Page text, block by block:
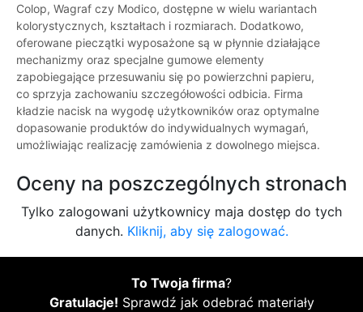
Colop, Wagraf czy Modico, dostępne w wielu wariantach
kolorystycznych, kształtach i rozmiarach. Dodatkowo,
oferowane pieczątki wyposażone są w płynnie działające
mechanizmy oraz specjalne gumowe elementy
zapobiegające przesuwaniu się po powierzchni papieru,
co sprzyja zachowaniu szczegółowości odbicia. Firma
kładzie nacisk na wygodę użytkowników oraz optymalne
dopasowanie produktów do indywidualnych wymagań,
umożliwiając realizację zamówienia z dowolnego miejsca.
Oceny na poszczególnych stronach
Tylko zalogowani użytkownicy maja dostęp do tych
danych. Kliknij, aby się zalogować.
To Twoja firma?
Gratulacje! Sprawdź jak odebrać materiały